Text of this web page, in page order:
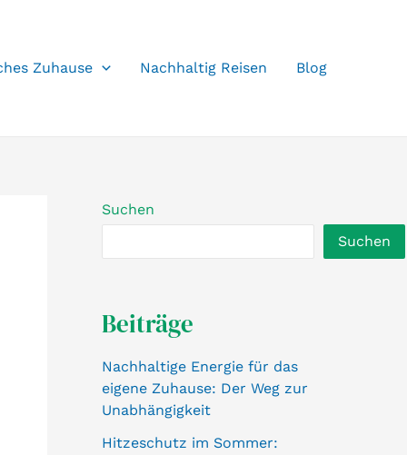
Zuhause Nachhaltig Reisen Blog
Suchen
Suchen
Beiträge
Nachhaltige Energie für das
eigene Zuhause: Der Weg zur
Unabhängigkeit
Hitzeschutz im Sommer: